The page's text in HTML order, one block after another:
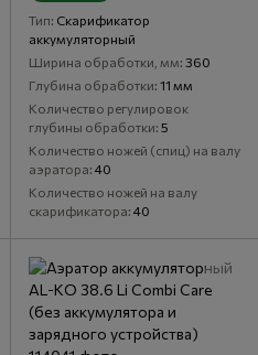
Тип Скарификатор
аккумуляторный
Ширина обработки, мм 360
Глубина обработки 11 мм
Количество регулировок
глубины обработки 5
Количество ножей (спиц) на валу
аэратора 40
Количество ножей на валу
скарификатора 40